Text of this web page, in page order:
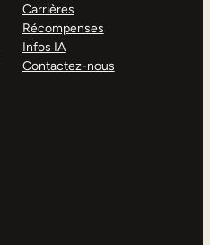
Carrières
Récompenses
Infos IA
Contactez-nous